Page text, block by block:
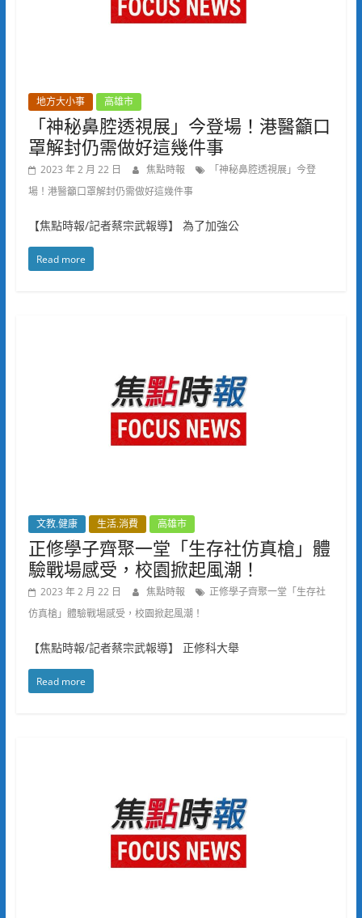
地方大小事 高雄市
「神秘鼻腔透視展」今登場！港醫籲口
罩解封仍需做好這幾件事
2023 年 2 月 22 日 焦點時報
「神秘鼻腔透視展」今登
場！港醫籲口罩解封仍需做好這幾件事
【焦點時報/記者蔡宗武報導】 為了加強公
Read more
文教.健康 生活.消費 高雄市
正修學子齊聚一堂「生存社仿真槍」體
驗戰場感受，校園掀起風潮！
2023 年 2 月 22 日 焦點時報
正修學子齊聚一堂「生存社
仿真槍」體驗戰場感受，校園掀起風潮！
【焦點時報/記者蔡宗武報導】 正修科大舉
Read more